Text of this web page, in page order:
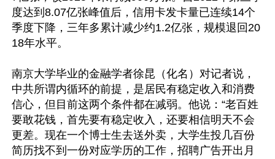
度达到8.07亿张峰值后，信用卡发卡量已连续14个
季度下降，三年多累计减少约1.2亿张，规模退回20
18年水平。
南京大学毕业的金融学者徐昆（化名）对记者说，
中共所谓内循环的前提，是居民有稳定收入和消费
信心，但目前这两个条件都在减弱。他说：“老百姓
要敢花钱，首先要有稳定收入，还要相信明天不会
更差。现在一个博士生去送外卖，大学生投几百份
简历找不到一份对应学历的工作，招聘广告开出月